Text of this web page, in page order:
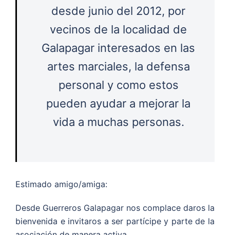
desde junio del 2012, por
vecinos de la localidad de
Galapagar interesados en las
artes marciales, la defensa
personal y como estos
pueden ayudar a mejorar la
vida a muchas personas.
Estimado amigo/amiga:
Desde Guerreros Galapagar nos complace daros la
bienvenida e invitaros a ser partícipe y parte de la